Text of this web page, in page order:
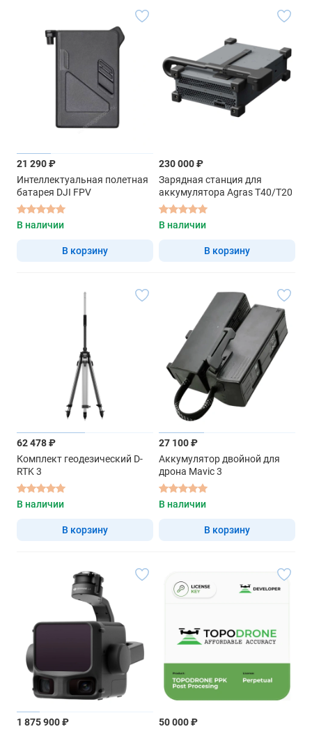
21 290 ₽
Интеллектуальная полетная
батарея DJI FPV
В наличии
В корзину
230 000 ₽
Зарядная станция для
аккумулятора Agras T40/T20
В наличии
В корзину
62 478 ₽
Комплект геодезический D-
RTK 3
В наличии
В корзину
27 100 ₽
Аккумулятор двойной для
дрона Mavic 3
В наличии
В корзину
1 875 900 ₽
50 000 ₽